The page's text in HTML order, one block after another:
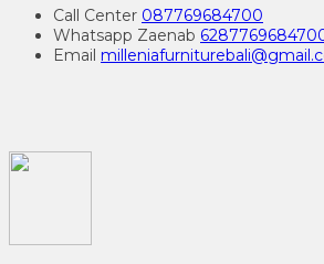
Call Center 087769684700
Whatsapp Zaenab
Email